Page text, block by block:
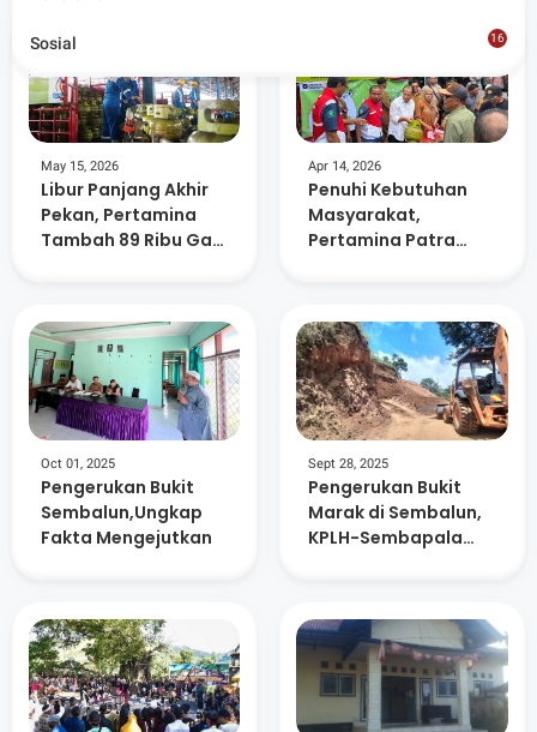
May 15, 2026
Libur Panjang Akhir
Pekan, Pertamina
Tambah 89 Ribu Gas
Apr 14, 2026
Penuhi Kebutuhan
Masyarakat,
Pertamina Patra
Lombok Timur
Oct 01, 2025
Pengerukan Bukit
Sembalun,Ungkap
Fakta Mengejutkan
Sept 28, 2025
Pengerukan Bukit
Marak di Sembalun,
KPLH-Sembapala
Sosial
16